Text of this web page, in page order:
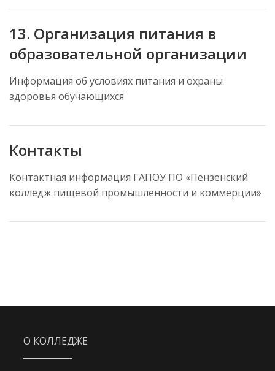
13. Организация питания в
образовательной организации
Информация об условиях питания и охраны
здоровья обучающихся
Контакты
Контактная информация ГАПОУ ПО «Пензенский
колледж пищевой промышленности и коммерции»
О КОЛЛЕДЖЕ